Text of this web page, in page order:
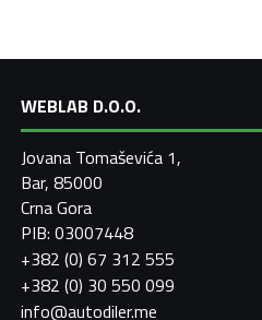
WEBLAB D.O.O.
Jovana Tomaševića 1,
Bar, 85000
Crna Gora
PIB: 03007448
+382 (0) 67 312 555
+382 (0) 30 550 099
info@autodiler.me